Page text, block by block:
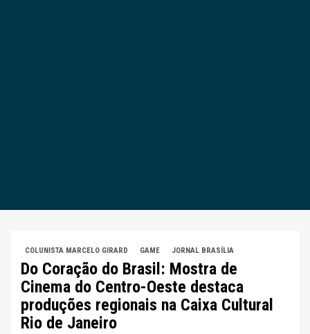
COLUNISTA MARCELO GIRARD GAME JORNAL BRASÍLIA
Do Coração do Brasil: Mostra de
Cinema do Centro-Oeste destaca
produções regionais na Caixa Cultural
Rio de Janeiro